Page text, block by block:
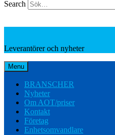
Search
Leverantörer och nyheter
Menu
BRANSCHER
Nyheter
Om AOT/priser
Kontakt
Företag
Enhetsomvandlare